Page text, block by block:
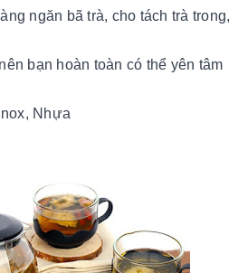
ngăn bã trà, cho tách trà trong,
bạn hoàn toàn có thể yên tâm
Nhựa